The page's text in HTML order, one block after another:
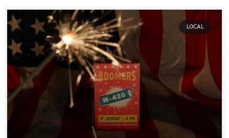
LOCAL